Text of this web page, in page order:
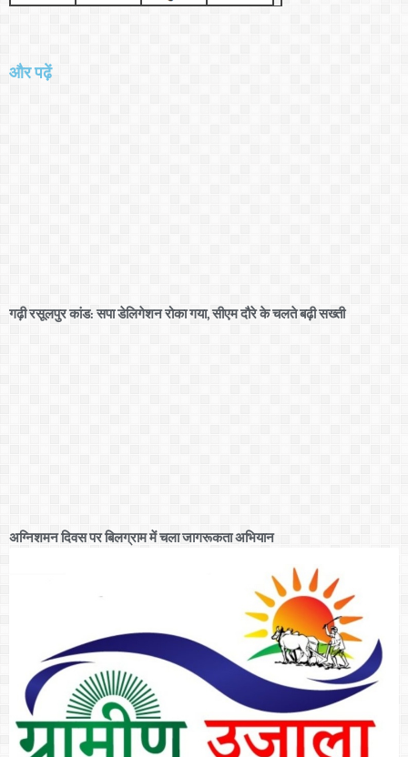
और पढ़ें
गढ़ी रसूलपुर कांड: सपा डेलिगेशन रोका गया, सीएम दौरे के चलते बढ़ी सख्ती
अग्निशमन दिवस पर बिलग्राम में चला जागरूकता अभियान